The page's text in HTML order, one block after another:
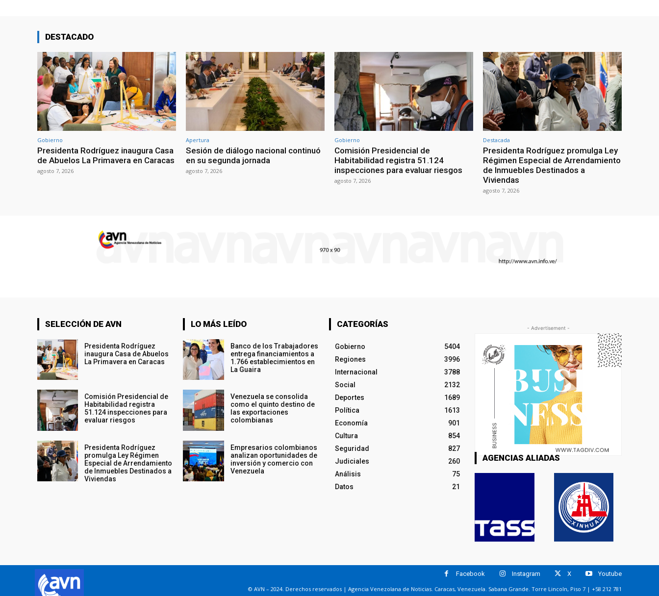
DESTACADO
Gobierno
Presidenta Rodríguez inaugura Casa
de Abuelos La Primavera en Caracas
agosto 7, 2026
Apertura
Sesión de diálogo nacional continuó
en su segunda jornada
agosto 7, 2026
Gobierno
Comisión Presidencial de
Habitabilidad registra 51.124
inspecciones para evaluar riesgos
agosto 7, 2026
Destacada
Presidenta Rodríguez promulga Ley
Régimen Especial de Arrendamiento
de Inmuebles Destinados a
Viviendas
agosto 7, 2026
SELECCIÓN DE AVN
Presidenta Rodríguez
inaugura Casa de Abuelos
La Primavera en Caracas
Comisión Presidencial de
Habitabilidad registra
51.124 inspecciones para
evaluar riesgos
Presidenta Rodríguez
promulga Ley Régimen
Especial de Arrendamiento
de Inmuebles Destinados a
Viviendas
LO MÁS LEÍDO
Banco de los Trabajadores
entrega financiamientos a
1.766 establecimientos en
La Guaira
Venezuela se consolida
como el quinto destino de
las exportaciones
colombianas
Empresarios colombianos
analizan oportunidades de
inversión y comercio con
Venezuela
CATEGORÍAS
Gobierno
5404
Regiones
3996
Internacional
3788
Social
2132
Deportes
1689
Política
1613
Economía
901
Cultura
854
Seguridad
827
Judiciales
260
Análisis
75
Datos
21
- Advertisement -
AGENCIAS ALIADAS
Facebook Instagram X Youtube
© AVN – 2024. Derechos reservados | Agencia Venezolana de Noticias. Caracas, Venezuela. Sabana Grande. Torre Lincoln, Piso 7 | +58 212 781